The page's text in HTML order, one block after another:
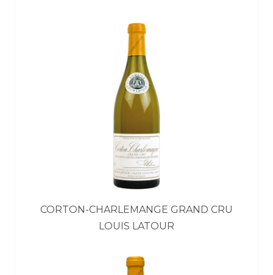
CORTON-CHARLEMANGE GRAND CRU
LOUIS LATOUR